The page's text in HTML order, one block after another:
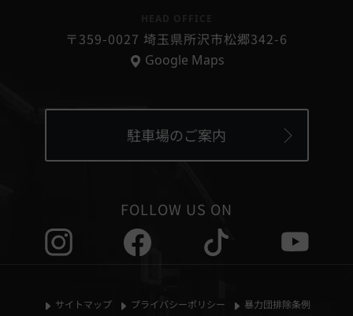
られる場合を除きます。
1,人の生命、身体または財産の保護のために必要がある場
者が法令の定める事務を遂行することに対して協力する必
要がある場合であって本人の同意を得ることにより当該事
3,国の機関若しくは地方公共団体またはその委託を受けた
要がある際、ご本人さまの同意を得ることにより当該事務
の遂行に支障をおよぼすおそれがある場合
4,公衆衛生の向上または児童の健全な育成の推進のために
特に必要がある場合であって、本人の同意を得ることが困
6,法令の適用をうける場合
〒359-0027 埼玉県所沢市松郷342-6
Google Maps
駐車場のご案内
FOLLOW US ON
サイトマップ プライバシーポリシー 暴力団排除条例